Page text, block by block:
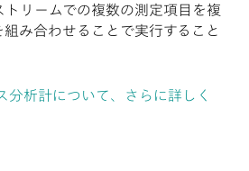
トリームでの複数の測定項目を複
み合わせることで実行すること
分析計について、さらに詳しく